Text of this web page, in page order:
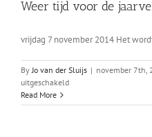
Weer tijd voor de
vrijdag 7 november 2014 Het
ByJo van der Sluijs | november 7th,
uitgeschakeldvoor
tijd
Read More